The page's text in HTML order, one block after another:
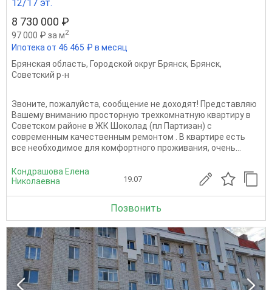
12/17 эт.
8 730 000 ₽
97 000 ₽ за м2
Ипотека от 46 465 ₽ в месяц
Брянская область, Городской округ Брянск, Брянск,
Советский р-н
Звоните, пожалуйста, сообщение не доходят! Представляю
Вашему вниманию просторную трехкомнатную квартиру в
Советском районе в ЖК Шоколад (пл Партизан) с
современным качественным ремонтом . В квартире есть
все необходимое для комфортного проживания, очень...
Кондрашова Елена
Николаевна
19.07
Позвонить